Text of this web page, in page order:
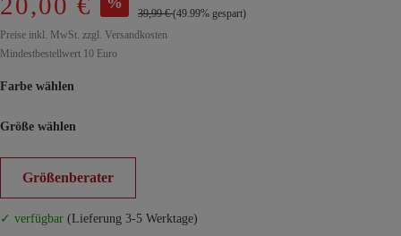
39,99 €(49.99% gespart)
Preise inkl. MwSt. zzgl. Versandkosten
Mindestbestellwert 10 Euro
Farbe wählen
Größe wählen
Größenberater
✓ verfügbar (Lieferung 3-5 Werktage)